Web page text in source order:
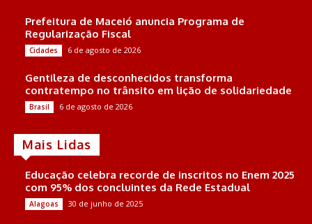
Prefeitura de Maceió anuncia Programa de
Regularização Fiscal
Cidades 6 de agosto de 2026
Gentileza de desconhecidos transforma
contratempo no trânsito em lição de solidariedade
Brasil 6 de agosto de 2026
Mais Lidas
Educação celebra recorde de inscritos no Enem 2025
com 95% dos concluintes da Rede Estadual
Alagoas 30 de junho de 2025